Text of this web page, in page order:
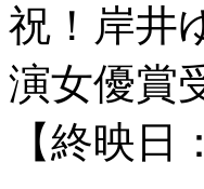
祝！岸井
演女優賞
【終映